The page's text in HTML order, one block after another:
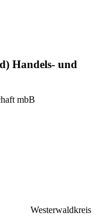
Handels- und
mbB
Westerwaldkreis